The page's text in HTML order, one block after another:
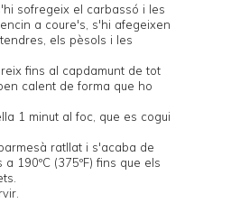
sofregeix el carbassó i les
a coure's, s'hi afegeixen
els pèsols i les
fins al capdamunt de tot
calent de forma que ho
1 minut al foc, que es cogui
ratllat i s'acaba de
190ºC (375ºF) fins que els